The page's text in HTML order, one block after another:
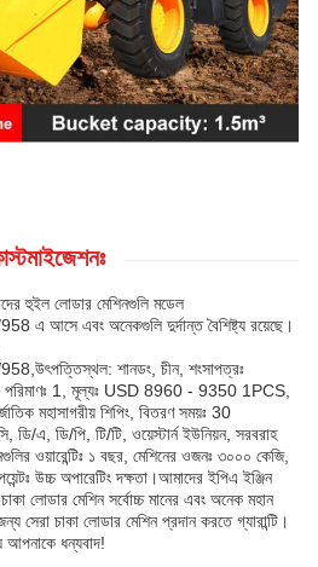
হুইল লোডার মেশিনগুলি মডেল
আসে এবং অনেকগুলি দুর্দান্ত বৈশিষ্ট্য রয়েছে।
শানডং, চীন, শংসাপত্রঃ
পরিমাণঃ 1, মূল্যঃ USD 8960 - 9350 1PCS,
মহাসাগরীয় শিপিং, বিতরণ সময়ঃ 30
ডি/এ, ডি/পি, টি/টি, ওয়েস্টার্ন ইউনিয়ন, সরবরাহ
ওয়ারেন্টিঃ ১ বছর, মেশিনের ওজনঃ ৩০০০ কেজি,
উচ্চ অপারেটিং দক্ষতা।আমাদের ইপিএ ইঞ্জিন
লোডার মেশিন সর্বোচ্চ মানের এবং অনেক মহান
সেরা চাকা লোডার মেশিন প্রদান করতে গ্যারান্টি।
আপনাকে ধন্যবাদ!